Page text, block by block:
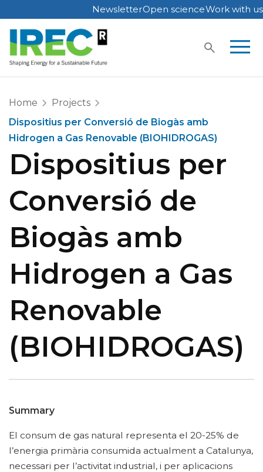
Skip
to
content
NewsletterOpen scienceWork with us
Home
Projects
Dispositius per Conversió de Biogàs amb
Hidrogen a Gas Renovable (BIOHIDROGAS)
Dispositius per
Conversió de
Biogàs amb
Hidrogen a Gas
Renovable
(BIOHIDROGAS)
Summary
El consum de gas natural representa el 20-25% de
l’energia primària consumida actualment a Catalunya,
necessari per l’activitat industrial, i per aplicacions